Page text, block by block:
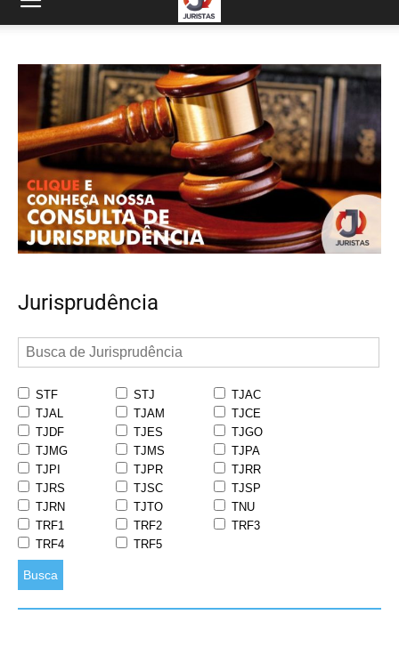
Jurisprudência
STF STJ
TJAC
TJAL
TJAM
TJCE
TJDF
TJES
TJGO
TJMG
TJMS
TJPA
TJPI
TJPR
TJRR
TJRS
TJSC
TJSP
TJRN
TJTO
TNU
TRF1
TRF2
TRF3
TRF4
TRF5
Busca